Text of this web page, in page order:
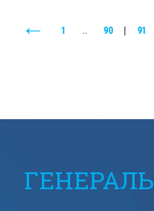
1 .. 90 91